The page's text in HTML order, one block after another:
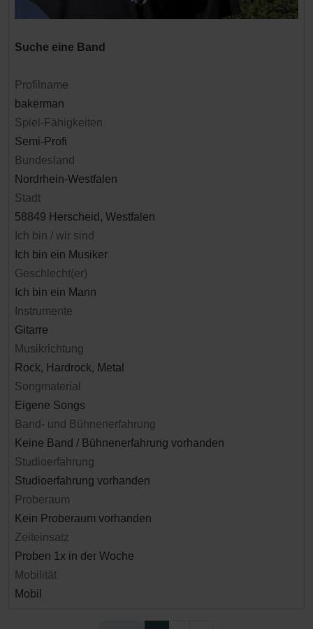
Suche eine Band
Profilname
bakerman
Spiel-Fähigkeiten
Semi-Profi
Bundesland
Nordrhein-Westfalen
Stadt
58849 Herscheid, Westfalen
Ich bin / wir sind
Ich bin ein Musiker
Geschlecht(er)
Ich bin ein Mann
Instrumente
Gitarre
Musikrichtung
Rock, Hardrock, Metal
Songmaterial
Eigene Songs
Band- und Bühnenerfahrung
Keine Band / Bühnenerfahrung vorhanden
Studioerfahrung
Studioerfahrung vorhanden
Proberaum
Kein Proberaum vorhanden
Zeiteinsatz
Proben 1x in der Woche
Mobilität
Mobil